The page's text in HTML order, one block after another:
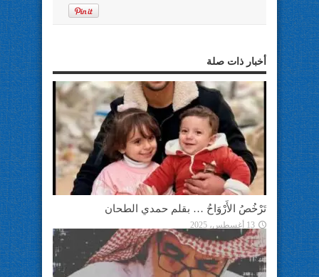
أخبار ذات صلة
تَرْخُصُ الأَرْوَاحُ … بقلم حمدي الطحان
13 أغسطس، 2025